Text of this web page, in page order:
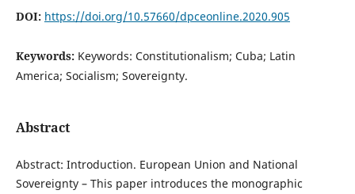
DOI: https://doi.org/10.57660/dpceonline.2020.905
Keywords: Keywords: Constitutionalism; Cuba; Latin
America; Socialism; Sovereignty.
Abstract
Abstract: Introduction. European Union and National
Sovereignty – This paper introduces the monographic